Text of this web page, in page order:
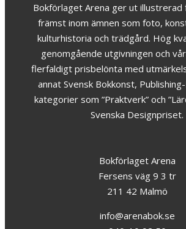
Bokförlaget Arena ger ut illustrerad
främst inom ämnen som foto,
kulturhistoria och trädgård. Hög
genomgående utgivningen och
flerfaldigt prisbelönta med
annat Svensk Bokkonst,
kategorier som ”Praktverk” och
Svenska Designpriset.
Bokförlaget Arena
Fersens väg 9 3 tr
211 42 Malmö
info@arenabok.se